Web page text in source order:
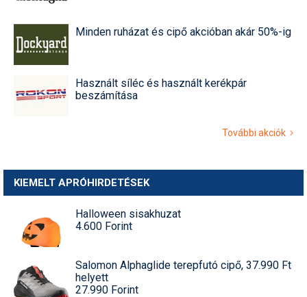
Minden ruházat és cipő akcióban akár 50%-ig
Használt síléc és használt kerékpár
beszámítása
További akciók
KIEMELT APRÓHIRDETÉSEK
Halloween sisakhuzat
4.600 Forint
Salomon Alphaglide terepfutó cipő, 37.990 Ft
helyett
27.990 Forint